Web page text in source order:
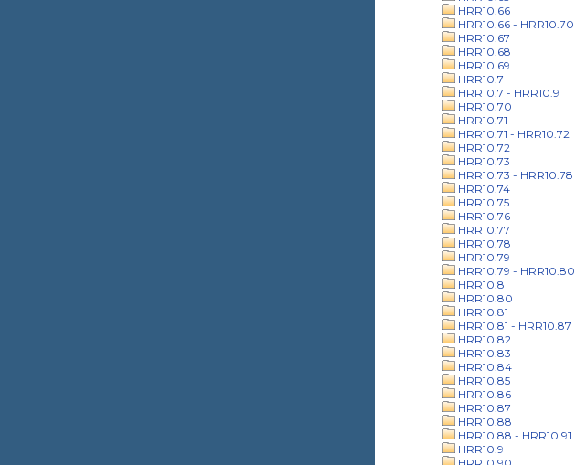
HRR10.66
HRR10.66 - HRR10.70
HRR10.67
HRR10.68
HRR10.69
HRR10.7
HRR10.7 - HRR10.9
HRR10.70
HRR10.71
HRR10.71 - HRR10.72
HRR10.72
HRR10.73
HRR10.73 - HRR10.78
HRR10.74
HRR10.75
HRR10.76
HRR10.77
HRR10.78
HRR10.79
HRR10.79 - HRR10.80
HRR10.8
HRR10.80
HRR10.81
HRR10.81 - HRR10.87
HRR10.82
HRR10.83
HRR10.84
HRR10.85
HRR10.86
HRR10.87
HRR10.88
HRR10.88 - HRR10.91
HRR10.9